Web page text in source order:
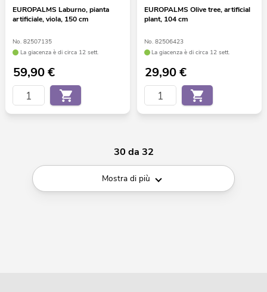
EUROPALMS Laburno, pianta
artificiale, viola, 150 cm
No. 82507135
La giacenza è di circa 12 sett.
59,90€
EUROPALMS Olive tree, artificial
plant, 104 cm
No. 82506423
La giacenza è di circa 12 sett.
29,90€
30 da 32
Mostra di più